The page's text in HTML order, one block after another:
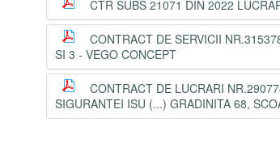
CTR SUBS 21071 DIN 2022
CONTRACT DE SERVICII
SI 3 - VEGO CONCEPT
CONTRACT DE LUCRARI
SIGURANTEI ISU (...) GRADINITA 68,